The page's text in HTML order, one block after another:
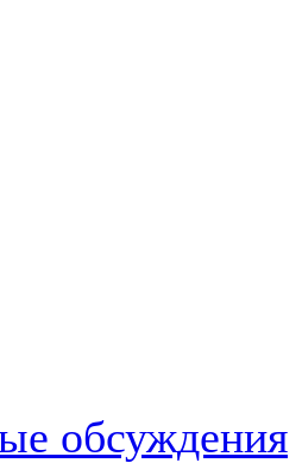
обсуждения